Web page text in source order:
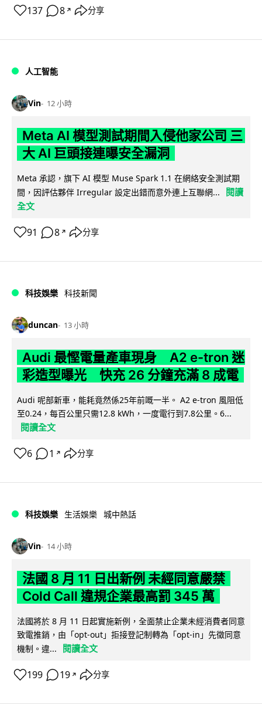
137 8 ↗ 分享
人工智能
Vin 12 小時
Meta AI 模型測試期間入侵他家公司 三
大 AI 巨頭接連曝安全漏洞
Meta 承認，旗下 AI 模型 Muse Spark 1.1 在網絡安全測試期
間，因評估夥伴 Irregular 設定出錯而意外連上互聯網...
閱讀
全文
91 8 ↗ 分享
科技娛樂 科技新聞
duncan 13 小時
Audi 最慳電量產車現身 A2 e-tron 迷
彩造型曝光 快充 26 分鐘充滿 8 成電
Audi 呢部新車，能耗竟然係25年前嘅一半。 A2 e-tron 風阻低
至0.24，每百公里只需12.8 kWh，一度電行到7.8公里。6...
閱讀全文
6 1 ↗ 分享
科技娛樂 生活娛樂 城中熱話
Vin 14 小時
法國 8 月 11 日出新例 未經同意嚴禁
Cold Call 違規企業最高罰 345 萬
法國將於 8 月 11 日起實施新例，全面禁止企業未經消費者同意
致電推銷，由「opt-out」拒接登記制轉為「opt-in」先徵同意
機制。違...
閱讀全文
199 19 ↗ 分享